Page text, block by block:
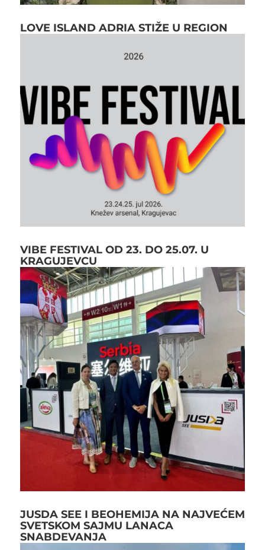
LOVE ISLAND ADRIA STIŽE U REGION
VIBE FESTIVAL OD 23. DO 25.07. U
KRAGUJEVCU
JUSDA SEE I BEOHEMIJA NA NAJVEĆEM
SVETSKOM SAJMU LANACA
SNABDEVANJA